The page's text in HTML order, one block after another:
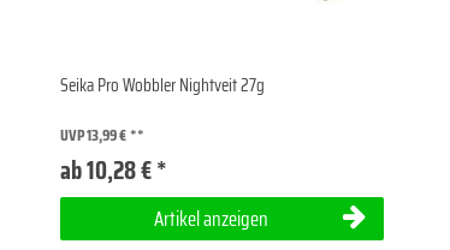
Seika Pro Wobbler Nightveit 27g
UVP 13,99 €
ab 10,28 € *
Artikel anzeigen